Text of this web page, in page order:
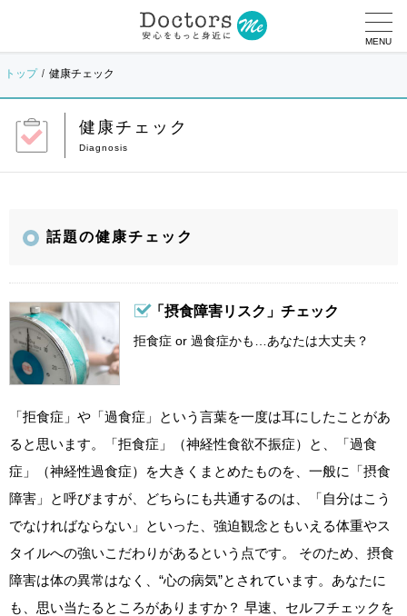
MENU
トップ 健康チェック
健康チェック
話題の健康チェック
「摂食障害リスク」チェック
拒食症 or 過食症かも…あなたは大丈夫？
「拒食症」や「過食症」という言葉を一度は耳にしたことがあ
ると思います。「拒食症」（神経性食欲不振症）と、「過食
症」（神経性過食症）を大きくまとめたものを、一般に「摂食
障害」と呼びますが、どちらにも共通するのは、「自分はこう
でなければならない」といった、強迫観念ともいえる体重やス
タイルへの強いこだわりがあるという点です。 そのため、摂食
障害は体の異常はなく、“心の病気”とされています。あなたに
も、思い当たるところがありますか？ 早速、セルフチェックを